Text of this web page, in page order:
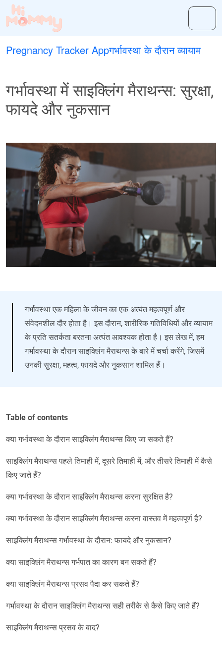
Pregnancy Tracker Appगर्भावस्था के दौरान व्यायाम
गर्भावस्था में साइक्लिंग मैराथन्स: सुरक्षा,
फायदे और नुकसान
गर्भावस्था एक महिला के जीवन का एक अत्यंत महत्वपूर्ण और
संवेदनशील दौर होता है। इस दौरान, शारीरिक गतिविधियों और व्यायाम
के प्रति सतर्कता बरतना अत्यंत आवश्यक होता है। इस लेख में, हम
गर्भावस्था के दौरान साइक्लिंग मैराथन्स के बारे में चर्चा करेंगे, जिसमें
उनकी सुरक्षा, महत्व, फायदे और नुकसान शामिल हैं।
Table of contents
क्या गर्भावस्था के दौरान साइक्लिंग मैराथन्स किए जा सकते हैं?
साइक्लिंग मैराथन्स पहले तिमाही में, दूसरे तिमाही में, और तीसरे तिमाही में कैसे
किए जाते हैं?
क्या गर्भावस्था के दौरान साइक्लिंग मैराथन्स करना सुरक्षित है?
क्या गर्भावस्था के दौरान साइक्लिंग मैराथन्स करना वास्तव में महत्वपूर्ण है?
साइक्लिंग मैराथन्स गर्भावस्था के दौरान: फायदे और नुकसान?
क्या साइक्लिंग मैराथन्स गर्भपात का कारण बन सकते हैं?
क्या साइक्लिंग मैराथन्स प्रसव पैदा कर सकते हैं?
गर्भावस्था के दौरान साइक्लिंग मैराथन्स सही तरीके से कैसे किए जाते हैं?
साइक्लिंग मैराथन्स प्रसव के बाद?